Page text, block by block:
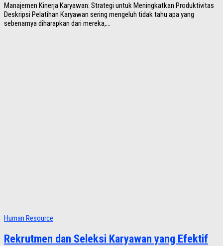
Manajemen Kinerja Karyawan: Strategi untuk Meningkatkan Produktivitas
Deskripsi Pelatihan Karyawan sering mengeluh tidak tahu apa yang
sebenarnya diharapkan dari mereka,...
Human Resource
Rekrutmen dan Seleksi Karyawan yang Efektif